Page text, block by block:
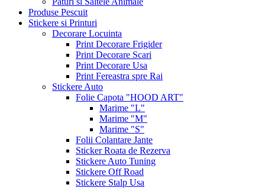
Produse Pescuit
Stickere si Printuri
Decorare Locuinta
Print Decorare Frigider
Print Decorare Scari
Print Decorare Usa
Print Fereastra spre Rai
Stickere Auto
Folie Capota "HOOD ART"
Marime "L"
Marime "M"
Marime "S"
Folii Colantare Jante
Sticker Roata de Rezerva
Stickere Auto Tuning
Stickere Off Road
Stickere Stalp Usa